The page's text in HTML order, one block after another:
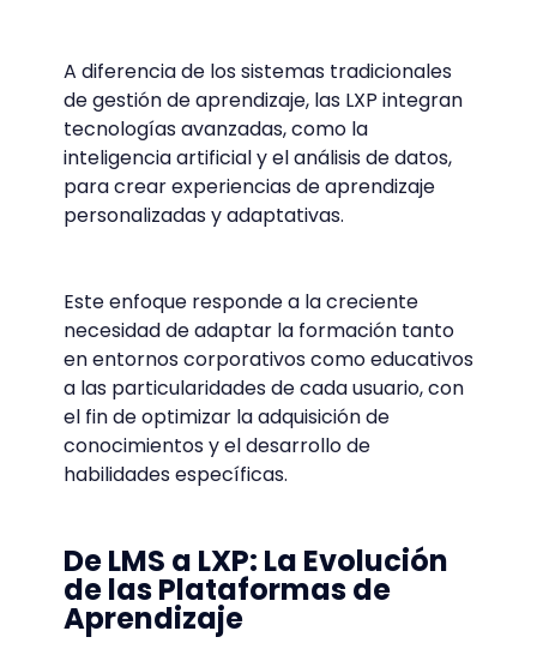
A diferencia de los sistemas tradicionales
de gestión de aprendizaje, las LXP integran
tecnologías avanzadas, como la
inteligencia artificial y el análisis de datos,
para crear experiencias de aprendizaje
personalizadas y adaptativas.
Este enfoque responde a la creciente
necesidad de adaptar la formación tanto
en entornos corporativos como educativos
a las particularidades de cada usuario, con
el fin de optimizar la adquisición de
conocimientos y el desarrollo de
habilidades específicas.
De LMS a LXP: La Evolución
de las Plataformas de
Aprendizaje